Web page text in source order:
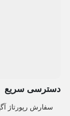
دسترسی سریع
سفارش رپورتاژ